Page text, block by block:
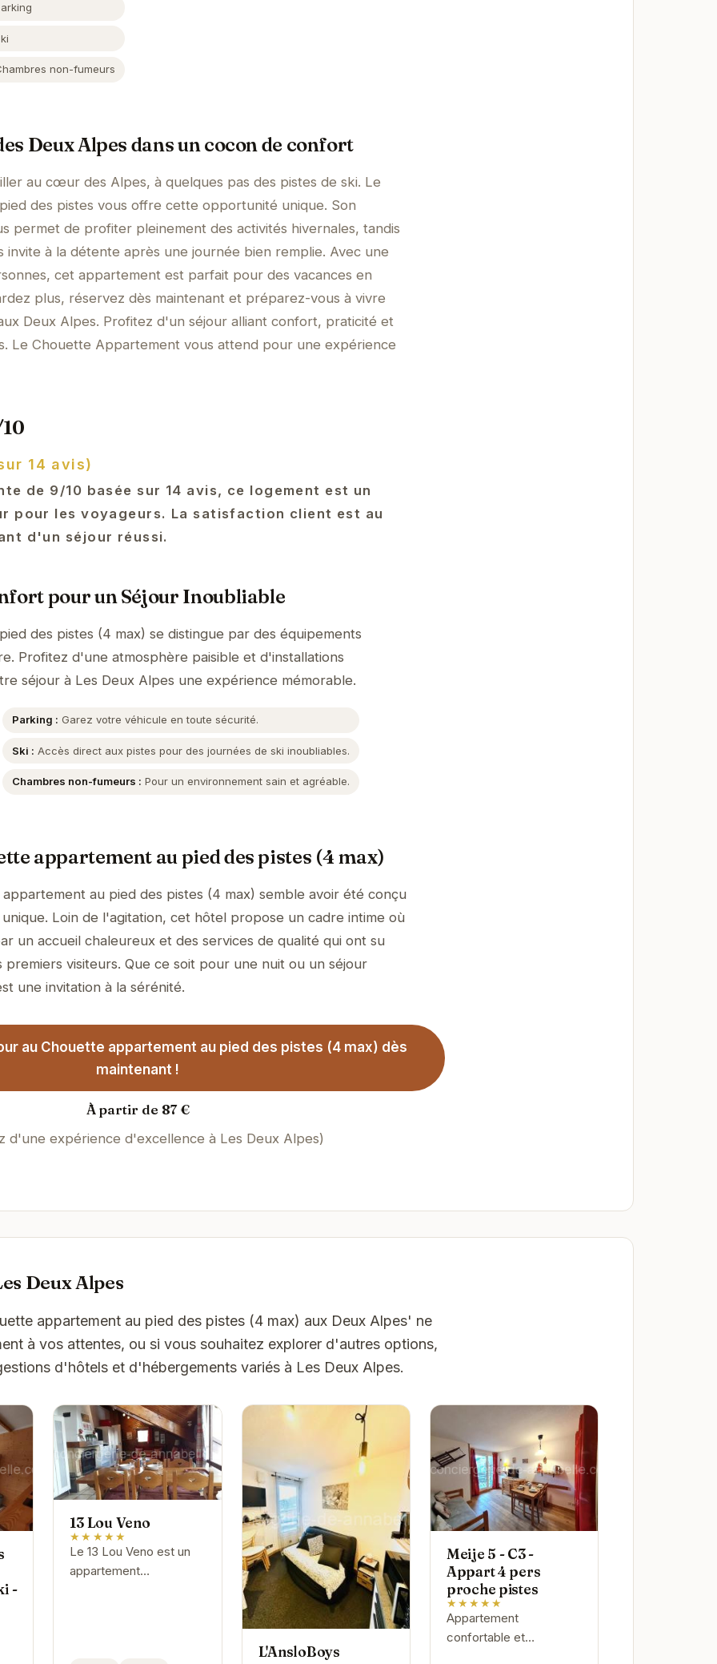
non-fumeurs
Deux Alpes dans un cocon de confort
au cœur des Alpes, à quelques pas des pistes de ski. Le
des pistes vous offre cette opportunité unique. Son
permet de profiter pleinement des activités hivernales, tandis
invite à la détente après une journée bien remplie. Avec une
cet appartement est parfait pour des vacances en
plus, réservez dès maintenant et préparez-vous à vivre
Deux Alpes. Profitez d'un séjour alliant confort, praticité et
Le Chouette Appartement vous attend pour une expérience
14 avis)
de 9/10 basée sur 14 avis, ce logement est un
pour les voyageurs. La satisfaction client est au
d'un séjour réussi.
pour un Séjour Inoubliable
des pistes (4 max) se distingue par des équipements
Profitez d'une atmosphère paisible et d'installations
séjour à Les Deux Alpes une expérience mémorable.
Parking : Garez votre véhicule en toute sécurité.
Ski : Accès direct aux pistes pour des journées de ski inoubliables.
Chambres non-fumeurs : Pour un environnement sain et agréable.
appartement au pied des pistes (4 max)
au pied des pistes (4 max) semble avoir été conçu
Loin de l'agitation, cet hôtel propose un cadre intime où
un accueil chaleureux et des services de qualité qui ont su
visiteurs. Que ce soit pour une nuit ou un séjour
une invitation à la sérénité.
au Chouette appartement au pied des pistes (4 max) dès
maintenant !
À partir de 87 €
d'une expérience d'excellence à Les Deux Alpes)
Deux Alpes
appartement au pied des pistes (4 max) aux Deux Alpes' ne
à vos attentes, ou si vous souhaitez explorer d'autres options,
d'hôtels et d'hébergements variés à Les Deux Alpes.
-
13 Lou Veno
★★★★★
Le 13 Lou Veno est un
appartement
L'AnsloBoys
Meije 5 - C3 -
Appart 4 pers
proche pistes
★★★★★
Appartement
confortable et